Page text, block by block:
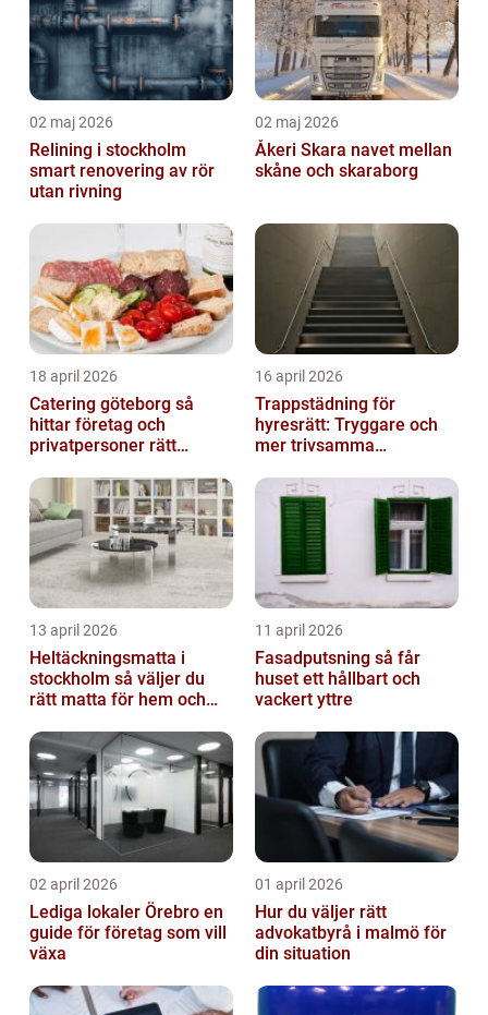
02 maj 2026
Relining i stockholm
smart renovering av rör
utan rivning
02 maj 2026
Åkeri Skara navet mellan
skåne och skaraborg
18 april 2026
Catering göteborg så
hittar företag och
privatpersoner rätt
16 april 2026
Trappstädning för
hyresrätt: Tryggare och
mer trivsamma
13 april 2026
Heltäckningsmatta i
stockholm så väljer du
rätt matta för hem och
11 april 2026
Fasadputsning så får
huset ett hållbart och
vackert yttre
02 april 2026
Lediga lokaler Örebro en
guide för företag som vill
växa
01 april 2026
Hur du väljer rätt
advokatbyrå i malmö för
din situation